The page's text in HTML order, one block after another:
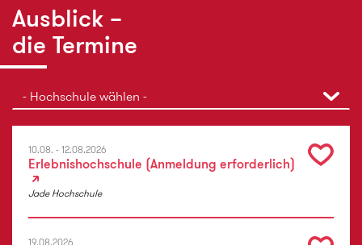
Ausblick
die Termine
- Hochschule wählen -
10.08. - 12.08.2026
Erlebnishochschule (Anmeldung erforderlich)
Jade Hochschule
19.08.2026